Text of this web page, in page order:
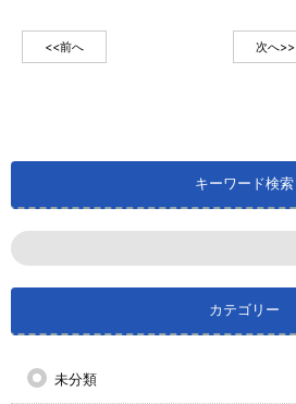
<<前へ 次へ>>
キーワード検索
カテゴリー
未分類